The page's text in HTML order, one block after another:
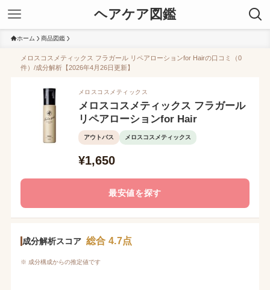
ヘアケア図鑑
ホーム 商品図鑑
メロスコスメティックス フラガール リペアローションfor Hairの口コミ（0
件）/成分解析【2026年4月26日更新】
メロスコスメティックス
メロスコスメティックス フラガール
リペアローションfor Hair
アウトバス メロスコスメティックス
¥1,650
最安値を探す
成分解析スコア 総合 4.7点
※ 成分構成からの推定値です